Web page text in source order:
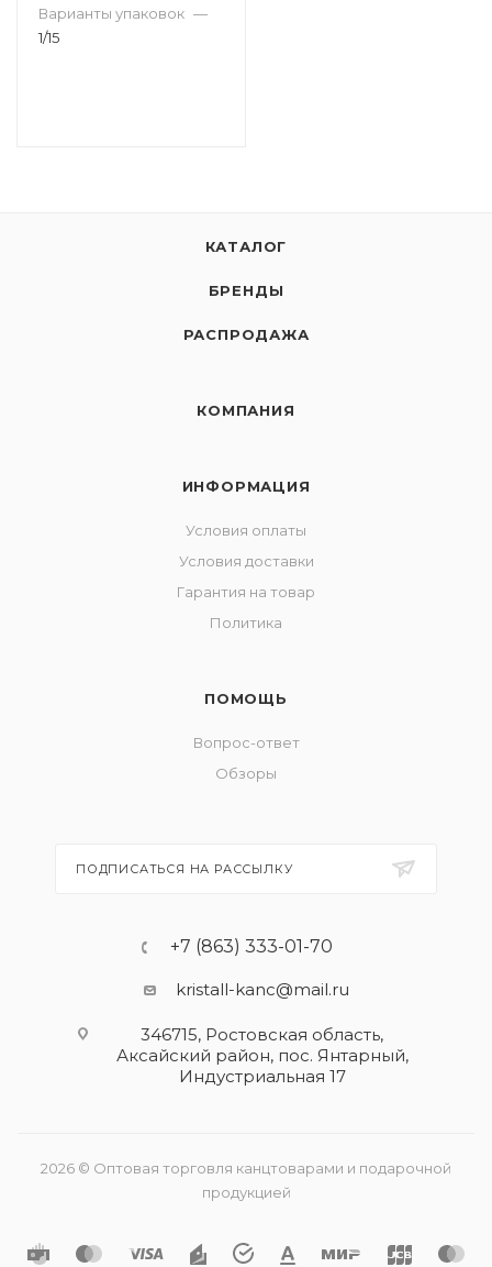
Варианты упаковок —
1/15
КАТАЛОГ
БРЕНДЫ
РАСПРОДАЖА
КОМПАНИЯ
ИНФОРМАЦИЯ
Условия оплаты
Условия доставки
Гарантия на товар
Политика
ПОМОЩЬ
Вопрос-ответ
Обзоры
ПОДПИСАТЬСЯ НА РАССЫЛКУ
+7 (863) 333-01-70
kristall-kanc@mail.ru
346715, Ростовская область​,
Аксайский район, пос. Янтарный,
Индустриальная 17
2026 © Оптовая торговля канцтоварами и подарочной
продукцией